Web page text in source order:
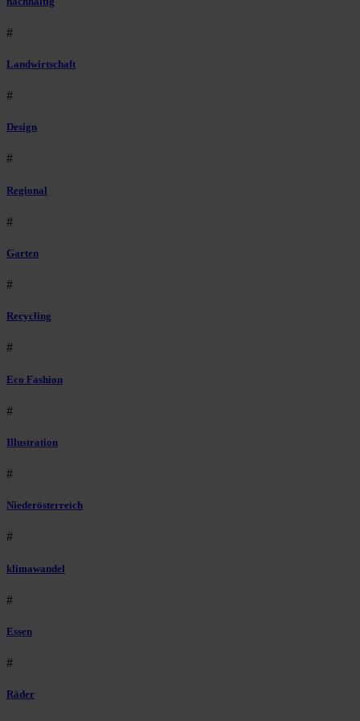
#
Landwirtschaft
#
Design
#
Regional
#
Garten
#
Recycling
#
Eco Fashion
#
Illustration
#
Niederösterreich
#
klimawandel
#
Essen
#
Räder